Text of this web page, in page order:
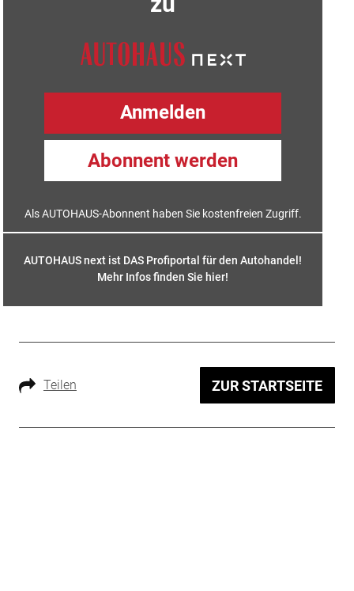
Anmelden
Abonnent werden
Als AUTOHAUS-Abonnent haben Sie kostenfreien Zugriff.
AUTOHAUS next ist DAS Profiportal für den Autohandel!
Mehr Infos finden Sie hier!
Teilen ZUR STARTSEITE